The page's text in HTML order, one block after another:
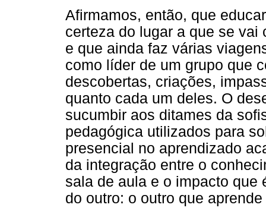
Afirmamos, então, que
certeza do lugar a que se vai
e que ainda faz várias
como líder de um grupo que
descobertas, criações,
quanto cada um deles. O
sucumbir aos ditames da
pedagógica utilizados para
presencial no aprendizado
da integração entre o
sala de aula e o impacto que
do outro: o outro que